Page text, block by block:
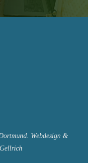
Webdesign &